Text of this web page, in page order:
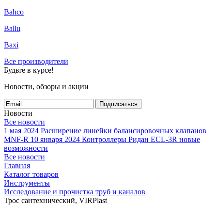
Bahco
Ballu
Baxi
Все производители
Будьте в курсе!
Новости, обзоры и акции
Подписаться
Новости
Все новости
1 мая 2024 Расширение линейки балансировочных клапанов
MNF-R 10 января 2024 Контроллеры Ридан ECL-3R новые
возможности
Все новости
Главная
Каталог товаров
Инструменты
Исследование и прочистка труб и каналов
Трос сантехнический, VIRPlast